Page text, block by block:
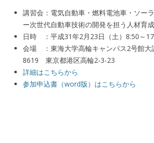
講習会：電気自動車・燃料電池車・ソー
ー次世代自動車技術の開発を担う人材育
日時 ：平成31年2月23日（土）8:50～
会場 ：東海大学高輪キャンパス2号
8619 東京都港区高輪2-3-23
詳細はこちらから
参加申込書（word版）はこちらから